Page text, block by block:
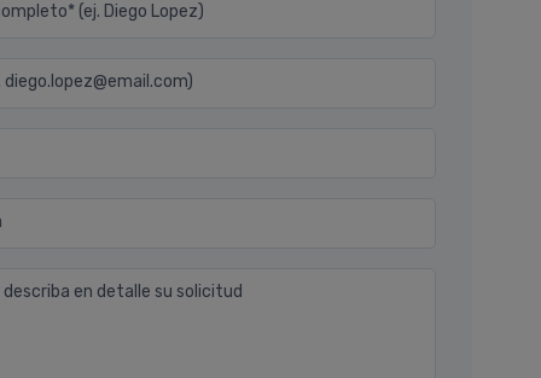
(ej. Diego Lopez)
diego.lopez@email.com)
en detalle su solicitud